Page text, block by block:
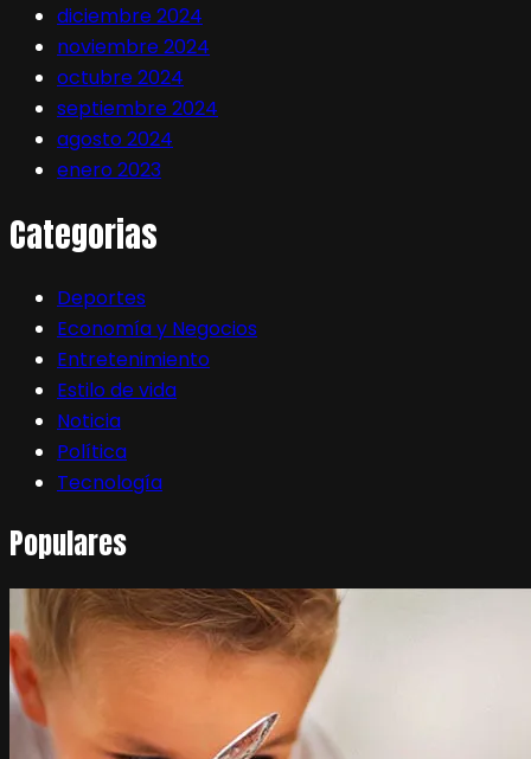
diciembre 2024
noviembre 2024
octubre 2024
septiembre 2024
agosto 2024
enero 2023
Categorias
Deportes
Economía y Negocios
Entretenimiento
Estilo de vida
Noticia
Política
Tecnología
Populares